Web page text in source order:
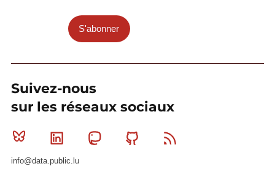
S'abonner
Suivez-nous
sur les réseaux sociaux
Bluesky Linkedin MastodonGithub
info@data.public.lu